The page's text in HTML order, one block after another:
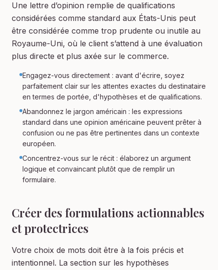
Une lettre d’opinion remplie de qualifications
considérées comme standard aux États-Unis peut
être considérée comme trop prudente ou inutile au
Royaume-Uni, où le client s’attend à une évaluation
plus directe et plus axée sur le commerce.
Engagez-vous directement : avant d'écrire, soyez
parfaitement clair sur les attentes exactes du destinataire
en termes de portée, d'hypothèses et de qualifications.
Abandonnez le jargon américain : les expressions
standard dans une opinion américaine peuvent prêter à
confusion ou ne pas être pertinentes dans un contexte
européen.
Concentrez-vous sur le récit : élaborez un argument
logique et convaincant plutôt que de remplir un
formulaire.
Créer des formulations actionnables
et protectrices
Votre choix de mots doit être à la fois précis et
intentionnel. La section sur les hypothèses